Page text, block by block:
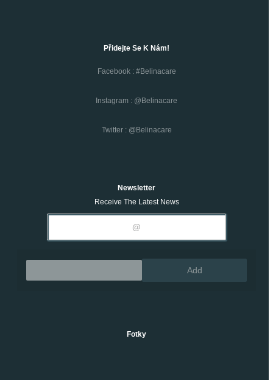
Přidejte Se K Nám!
Facebook : #belinacare
Instagram : @belinacare
Twitter : @belinacare
Newsletter
Receive The Latest News
Add
Fotky